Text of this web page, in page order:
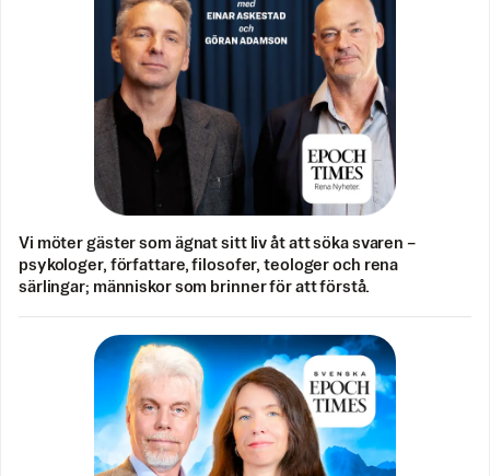
Vi möter gäster som ägnat sitt liv åt att söka svaren –
psykologer, författare, filosofer, teologer och rena
särlingar; människor som brinner för att förstå.